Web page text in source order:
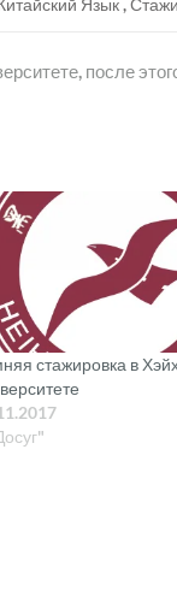
после
стажировка в